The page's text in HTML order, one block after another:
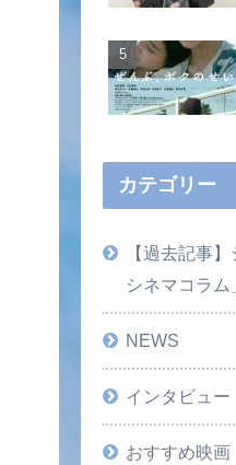
カテゴリー
【過去記事
シネマコラム
NEWS
インタビュー
おすすめ映画